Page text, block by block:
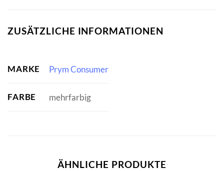
ZUSÄTZLICHE INFORMATIONEN
MARKE Prym Consumer
FARBE mehrfarbig
ÄHNLICHE PRODUKTE